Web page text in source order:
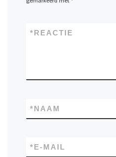
REACTIE
*
NAAM
*
E-MAIL
*